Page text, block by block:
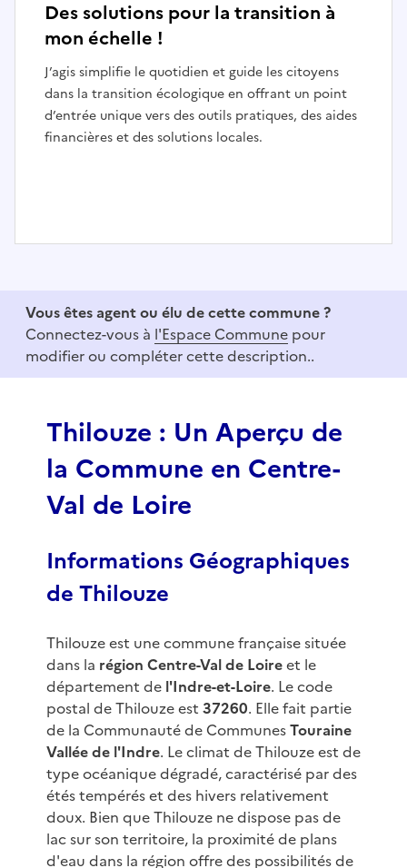
Des solutions pour la transition à
mon échelle !
J’agis simplifie le quotidien et guide les citoyens
dans la transition écologique en offrant un point
d’entrée unique vers des outils pratiques, des aides
financières et des solutions locales.
f
Vous êtes agent ou élu de cette commune ?
Connectez-vous à l'Espace Commune pour
modifier ou compléter cette description..
Thilouze : Un Aperçu de
la Commune en Centre-
Val de Loire
Informations Géographiques
de Thilouze
Thilouze est une commune française située
dans la région Centre-Val de Loireet le
département de l'Indre-et-Loire. Le code
postal de Thilouze est 37260. Elle fait partie
de la Communauté de CommunesTouraine
Vallée de l'Indre. Le climat de Thilouze est de
type océanique dégradé, caractérisé par des
étés tempérés et des hivers relativement
doux. Bien que Thilouze ne dispose pas de
lac sur son territoire, la proximité de plans
d'eau dans la région offre des possibilités de